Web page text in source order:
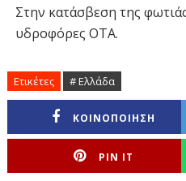
Στην κατάσβεση της
υδροφόρες ΟΤΑ.
Ετικέτες # Ελλάδα
ΚΟΙΝΟΠΟΙΗΣΗ
PIN IT